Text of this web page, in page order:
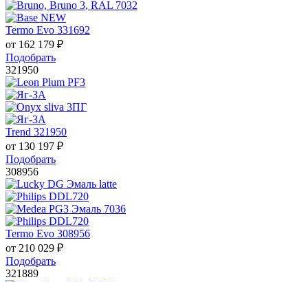
Termo Evo 331692
от 162 179 ₽
Подобрать
321950
Trend 321950
от 130 197 ₽
Подобрать
308956
Termo Evo 308956
от 210 029 ₽
Подобрать
321889